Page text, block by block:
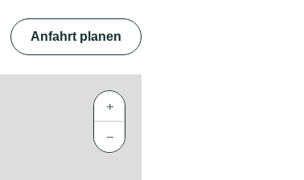
Anfahrt planen
+
−